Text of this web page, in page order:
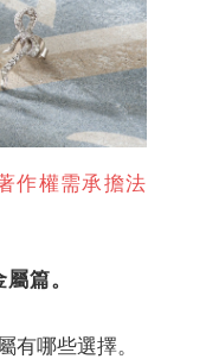
作權需承擔法
篇。
有哪些選擇。